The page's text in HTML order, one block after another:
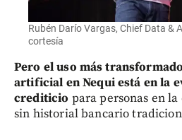
Rubén Darío Vargas, Chief Data &
cortesía
Pero el uso más
artificial en Nequi está en la
crediticio para personas en
sin historial bancario